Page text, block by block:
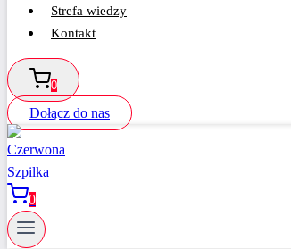
Strefa wiedzy
Kontakt
0
Dołącz do nas
0